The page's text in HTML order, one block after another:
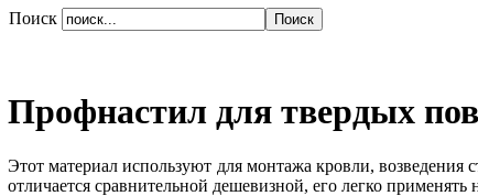
Поиск
Профнастил для твердых
Этот материал используют для монтажа кровли,
отличается сравнительной дешевизной, его легко